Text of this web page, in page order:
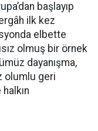
başlayıp
ilk kez
elbette
olmuş bir örnek
dayanışma,
olumlu geri